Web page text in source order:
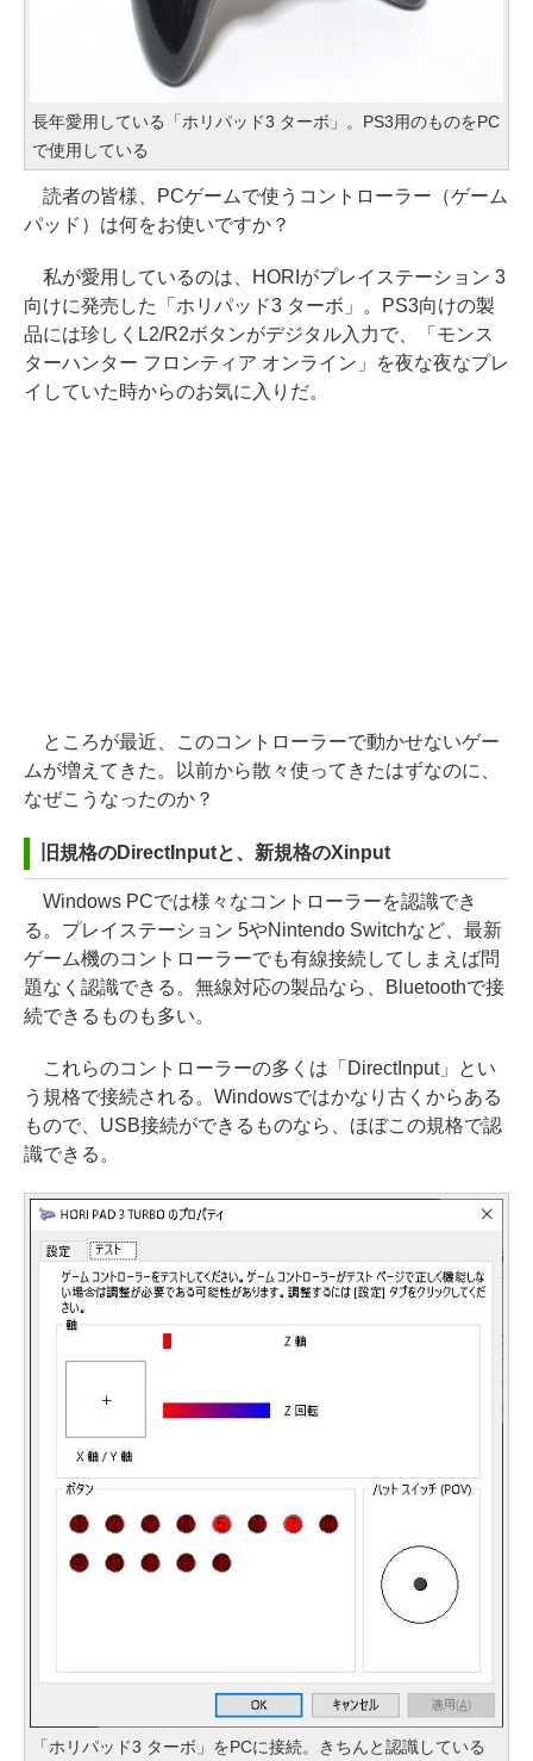
長年愛用している「ホリパッド3 ターボ」。PS3用のものをPC
で使用している
読者の皆様、PCゲームで使うコントローラー（ゲーム
パッド）は何をお使いですか？
私が愛用しているのは、HORIがプレイステーション 3
向けに発売した「ホリパッド3 ターボ」。PS3向けの製
品には珍しくL2/R2ボタンがデジタル入力で、「モンス
ターハンター フロンティア オンライン」を夜な夜なプレ
イしていた時からのお気に入りだ。
ところが最近、このコントローラーで動かせないゲー
ムが増えてきた。以前から散々使ってきたはずなのに、
なぜこうなったのか？
旧規格のDirectInputと、新規格のXinput
Windows PCでは様々なコントローラーを認識でき
る。プレイステーション 5やNintendo Switchなど、最新
ゲーム機のコントローラーでも有線接続してしまえば問
題なく認識できる。無線対応の製品なら、Bluetoothで接
続できるものも多い。
これらのコントローラーの多くは「DirectInput」とい
う規格で接続される。Windowsではかなり古くからある
もので、USB接続ができるものなら、ほぼこの規格で認
識できる。
「ホリパッド3 ターボ」をPCに接続。きちんと認識している